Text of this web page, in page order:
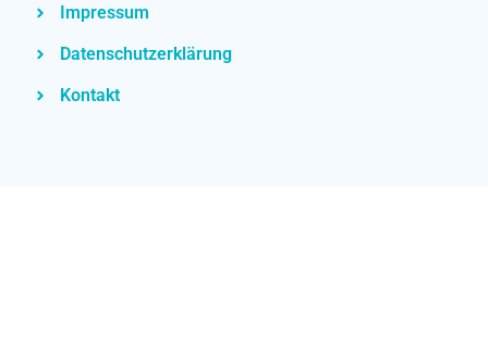
Impressum
Datenschutzerklärung
Kontakt